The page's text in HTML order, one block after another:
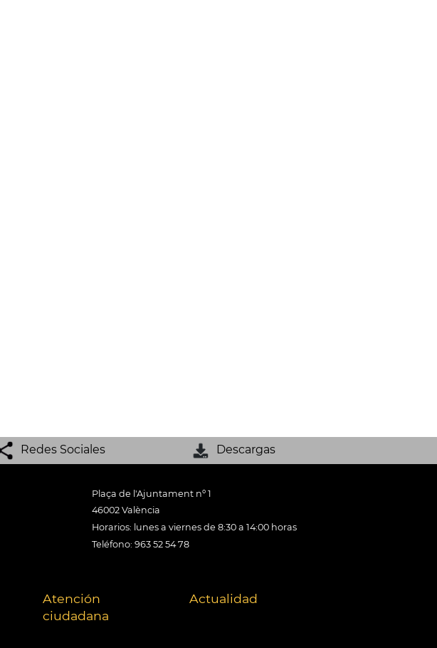
Redes Sociales Descargas
Plaça de l'Ajuntament nº 1
46002 València
Horarios: lunes a viernes de 8:30 a 14:00 horas
Teléfono: 963 52 54 78
Atención
ciudadana
Actualidad